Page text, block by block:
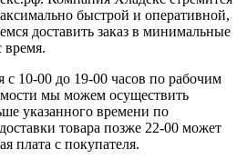
быстрой и оперативной,
доставить заказ в минимальные
время.
с 10-00 до 19-00 часов по рабочим
мы можем осуществить
указанного времени по
товара позже 22-00 может
плата с покупателя.